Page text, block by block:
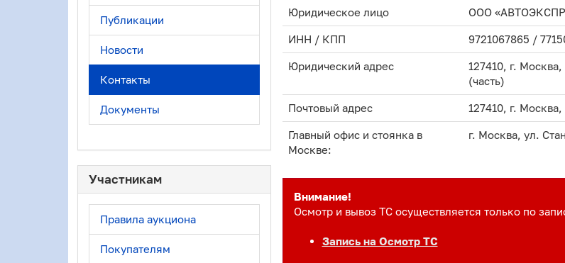
Публикации
Новости
Контакты
Документы
Участникам
Правила аукциона
Покупателям
Юридическое лицо ООО
ИНН / КПП 9721067865 /
Юридический адрес
127410, г.
(часть)
Почтовый адрес 127410, г.
Главный офис и стоянка в
Москве:
г. Москва, ул.
Внимание!
Осмотр и вывоз ТС осуществляется только по
Запись на Осмотр ТС